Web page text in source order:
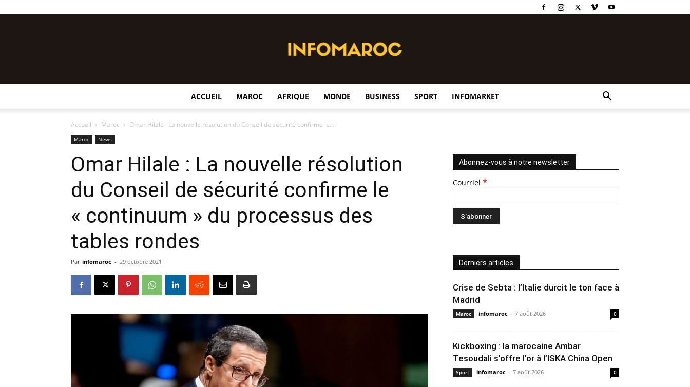
ACCUEIL MAROC AFRIQUE MONDE BUSINESS SPORT INFOMARKET
Accueil Maroc Omar Hilale : La nouvelle résolution du Conseil de sécurité confirme le...
Maroc News
Omar Hilale : La nouvelle résolution
du Conseil de sécurité confirme le
« continuum » du processus des
tables rondes
Par infomaroc - 29 octobre 2021
Abonnez-vous à notre newsletter
Courriel *
Derniers articles
Crise de Sebta : l’Italie durcit le ton face à
Madrid
Maroc infomaroc - 7 août 2026 0
Kickboxing : la marocaine Ambar
Tesoudali s’offre l’or à l’ISKA China Open
Sport infomaroc - 7 août 2026 0